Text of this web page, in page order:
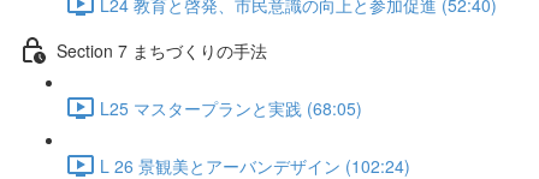
Section 7 まちづくりの手法
L25 マスタープランと実践 (68:05)
L 26 景観美とアーバンデザイン (102:24)